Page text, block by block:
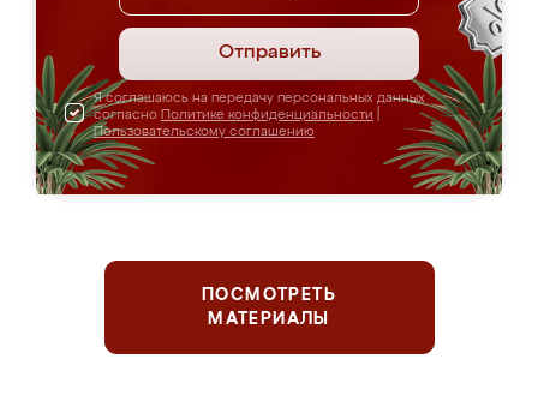
Отправить
Я соглашаюсь на передачу персональных данных
согласно Политике конфиденциальности
Пользовательскому соглашению
ПОСМОТРЕТЬ
МАТЕРИАЛЫ